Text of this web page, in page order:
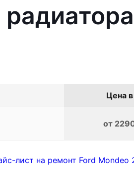
Цена
от
лист на ремонт Ford Mondeo